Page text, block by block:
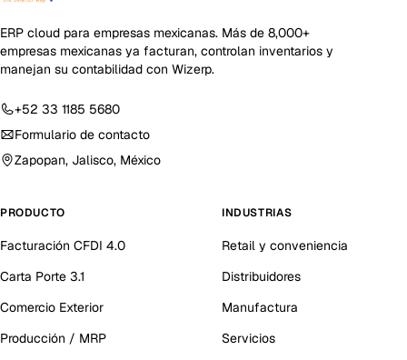
ERP cloud para empresas mexicanas. Más de 8,000+
empresas mexicanas ya facturan, controlan inventarios y
manejan su contabilidad con Wizerp.
+52 33 1185 5680
Formulario de contacto
Zapopan, Jalisco, México
PRODUCTO
Facturación CFDI 4.0
Carta Porte 3.1
Comercio Exterior
Producción / MRP
INDUSTRIAS
Retail y conveniencia
Distribuidores
Manufactura
Servicios